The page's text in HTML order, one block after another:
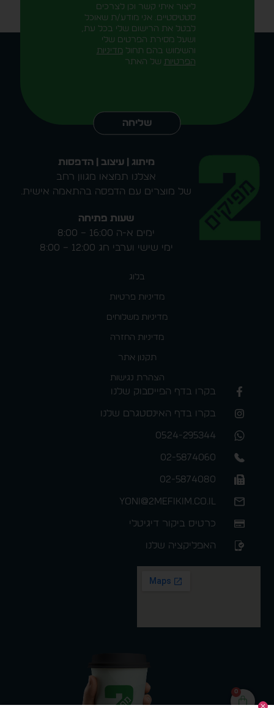
0
ליצור איתי קשר וכן לצרכים
סטטיסטיים. אני מודע/ת שאוכל
לבטל את הרישום שלי בכל עת,
ושעל מסירת הפרטים שלי
והשימוש בהם תחול מדיניות
הפרטיות של האתר
שליחה
מיתוג | עיצוב | הדפסות
אצלנו תמצאו מגוון רחב
של מוצרים עם הדפסה בהתאמה אישית.
שעות פתיחה
ימים א-ה 16:00 – 8:00
ימי שישי וערבי חג 12:00 – 8:00
בלוג
מדיניות פרטיות
מדיניות משלוחים
מדיניות החזרה
תקנון אתר
הצהרת נגישות
בקרו בדף הפייסבוק שלנו
בקרו בדף האינסטגרם שלנו
0524-295344
02-5874060
02-5874080
yoni@2mefikim.co.il
כרטיס ביקור דיגיטלי
האפליקציה שלנו